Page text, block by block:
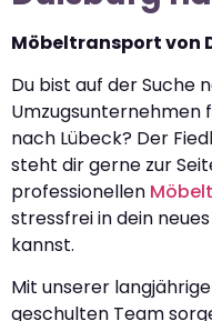
Möbeltransport von
Du bist auf der Suche
Umzugsunternehmen
nach Lübeck? Der
steht dir gerne zur
professionellen
stressfrei in dein
kannst.
Mit unserer
geschulten Team